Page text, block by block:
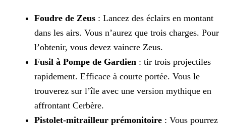
Foudre de Zeus : Lancez des éclairs en montant
dans les airs. Vous n’aurez que trois charges. Pour
l’obtenir, vous devez vaincre Zeus.
Fusil à Pompe de Gardien : tir trois projectiles
rapidement. Efficace à courte portée. Vous le
trouverez sur l’île avec une version mythique en
affrontant Cerbère.
Pistolet-mitrailleur prémonitoire : Vous pourrez